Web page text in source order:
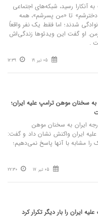
آنکارا رسید، شبکه‌های اجتماعی
تا «من پسرشم»، همه
شدند؛ اما فقط یک نفر واقعاً
او گفت این ویدئوها زندگی‌اش
.
05 تیر 19 12:39
سخنان موهن ترامپ علیه ایران؛
ایران به سخنان موهن
علیه ایران واکنش نشان داد و گفت:
را مشابه با آنها پاسخ نمی‌دهیم؛
05 تیر 17 22:30
ایران را بار دیگر تکرار کرد